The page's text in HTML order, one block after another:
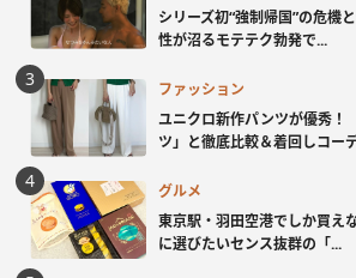
シリーズ初“強制帰国”の危
性が沼るモテテク勃発で...
ファッション
ユニクロ新作パンツが優秀
ツ」と徹底比較＆着回しコー
グルメ
東京駅・羽田空港でしか買
に選びたいセンス抜群の「...